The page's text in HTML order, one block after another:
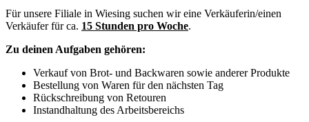
Für unsere Filiale in Wiesing suchen wir eine Verkäuferin/einen
Verkäufer für ca. 15 Stunden pro Woche.
Zu deinen Aufgaben gehören:
Verkauf von Brot- und Backwaren sowie anderer Produkte
Bestellung von Waren für den nächsten Tag
Rückschreibung von Retouren
Instandhaltung des Arbeitsbereichs